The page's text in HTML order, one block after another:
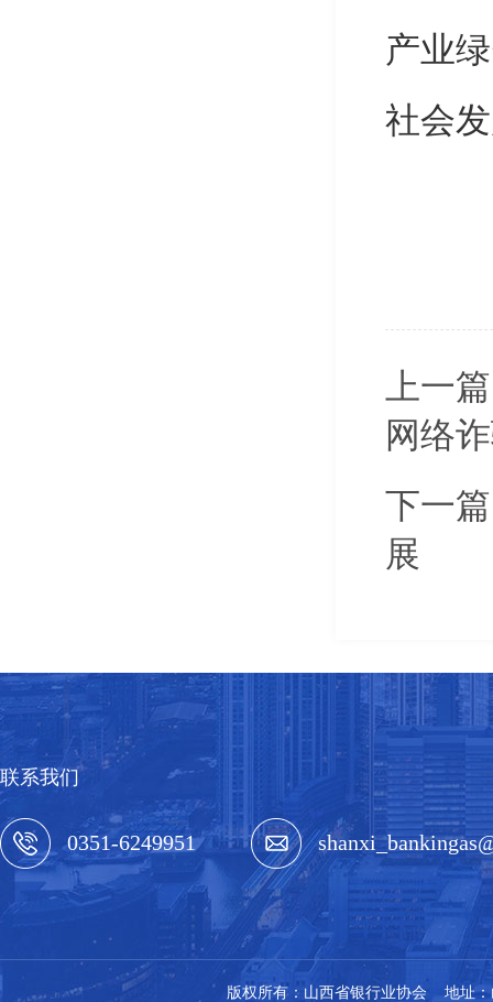
产业
社会
上一
网络
下一
展
联系我们
0351-6249951
版权所有：山西省银行业协会 地址